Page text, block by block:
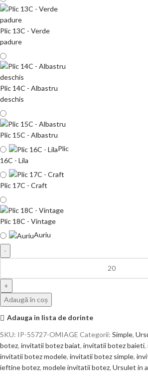
Plic 13C - Verde
padure
Plic 14C - Albastru
deschis
Plic 15C - Albastru
Plic
16C - Lila
Plic 17C - Craft
Plic 18C - Vintage
Auriu
Adaugă în coș
Adauga in lista de dorinte
SKU: IP-55727-OMIAGE Categorii: Simple,
botez, invitatii botez baiat, invitatii botez baieti,
invitatii botez modele, invitatii botez simple,
ieftine botez, modele invitatii botez, Ursulet in